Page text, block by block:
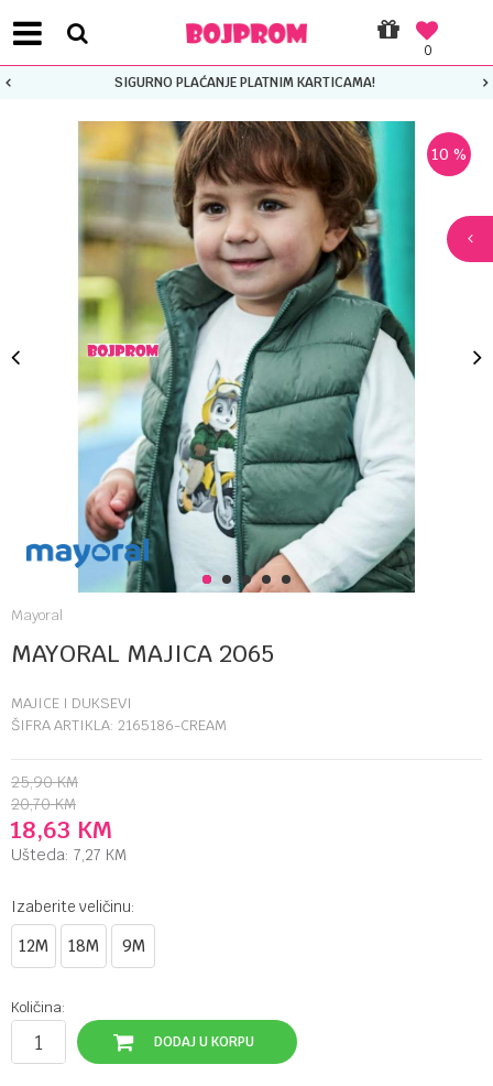
0
SIGURNO PLAĆANJE PLATNIM KARTICAMA!
1 2 3 4 5
10 %
Mayoral
MAYORAL MAJICA 2065
MAJICE I DUKSEVI
ŠIFRA ARTIKLA: 2165186-CREAM
25,90 KM
20,70 KM
18,63 KM
Ušteda: 7,27 KM
Izaberite veličinu:
12M 18M 9M
Količina:
DODAJ U KORPU